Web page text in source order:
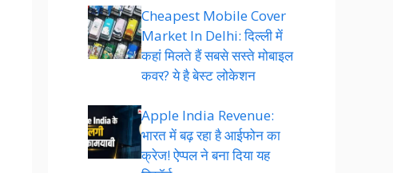
Cheapest Mobile Cover
Market In Delhi: दिल्ली में
कहां मिलते हैं सबसे सस्ते मोबाइल
कवर? ये है बेस्ट लोकेशन
Apple India Revenue:
भारत में बढ़ रहा है आईफोन का
क्रेज! ऐप्पल ने बना दिया यह